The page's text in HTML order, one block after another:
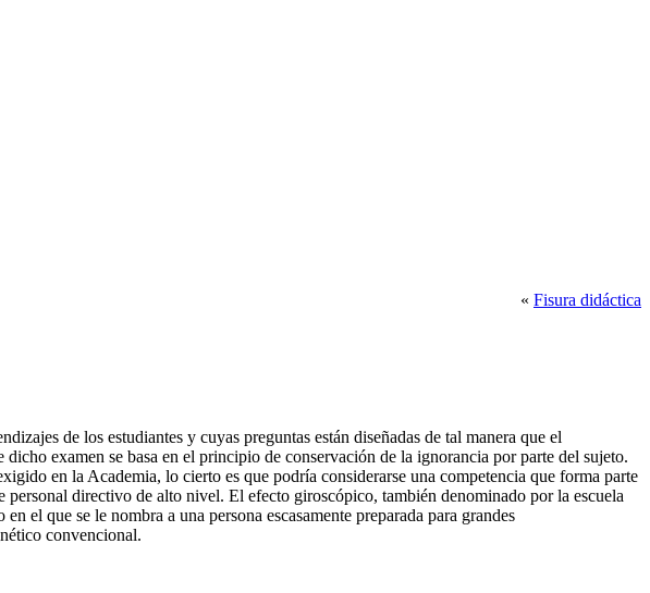
« Fisura didáctica
de los estudiantes y cuyas preguntas están diseñadas de tal manera que el
examen se basa en el principio de conservación de la ignorancia por parte del sujeto.
en la Academia, lo cierto es que podría considerarse una competencia que forma parte
directivo de alto nivel. El efecto giroscópico, también denominado por la escuela
el que se le nombra a una persona escasamente preparada para grandes
convencional.